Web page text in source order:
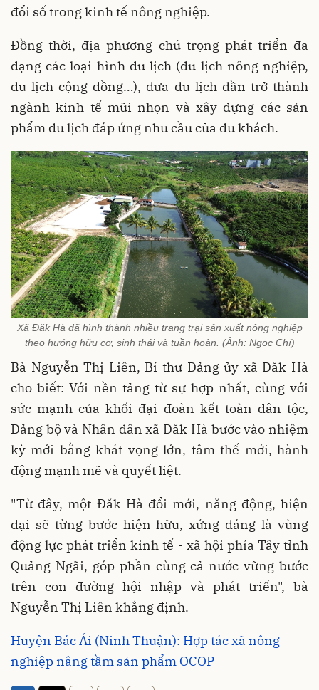
đổi số trong kinh tế nông nghiệp.
Đồng thời, địa phương chú trọng phát triển đa
dạng các loại hình du lịch (du lịch nông nghiệp,
du lịch cộng đồng…), đưa du lịch dần trở thành
ngành kinh tế mũi nhọn và xây dựng các sản
phẩm du lịch đáp ứng nhu cầu của du khách.
Xã Đăk Hà đã hình thành nhiều trang trại sản xuất nông nghiệp
theo hướng hữu cơ, sinh thái và tuần hoàn. (Ảnh: Ngọc Chí)
Bà Nguyễn Thị Liên, Bí thư Đảng ủy xã Đăk Hà
cho biết: Với nền tảng từ sự hợp nhất, cùng với
sức mạnh của khối đại đoàn kết toàn dân tộc,
Đảng bộ và Nhân dân xã Đăk Hà bước vào nhiệm
kỳ mới bằng khát vọng lớn, tâm thế mới, hành
động mạnh mẽ và quyết liệt.
"Từ đây, một Đăk Hà đổi mới, năng động, hiện
đại sẽ từng bước hiện hữu, xứng đáng là vùng
động lực phát triển kinh tế - xã hội phía Tây tỉnh
Quảng Ngãi, góp phần cùng cả nước vững bước
trên con đường hội nhập và phát triển", bà
Nguyễn Thị Liên khẳng định.
Huyện Bác Ái (Ninh Thuận): Hợp tác xã nông
nghiệp nâng tầm sản phẩm OCOP